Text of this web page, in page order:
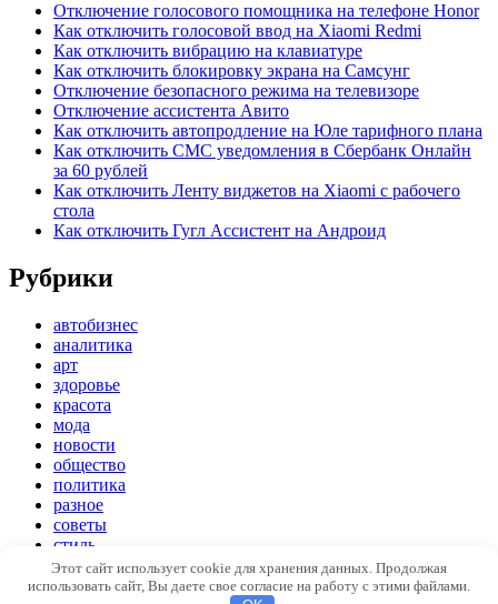
Отключение голосового помощника на телефоне Honor
Как отключить голосовой ввод на Xiaomi Redmi
Как отключить вибрацию на клавиатуре
Как отключить блокировку экрана на Самсунг
Отключение безопасного режима на телевизоре
Отключение ассистента Авито
Как отключить автопродление на Юле тарифного плана
Как отключить СМС уведомления в Сбербанк Онлайн
за 60 рублей
Как отключить Ленту виджетов на Xiaomi с рабочего
стола
Как отключить Гугл Ассистент на Андроид
Рубрики
автобизнес
аналитика
арт
здоровье
красота
мода
новости
общество
политика
разное
советы
стиль
экономика
Этот сайт использует cookie для хранения данных. Продолжая
использовать сайт, Вы даете свое согласие на работу с этими файлами.